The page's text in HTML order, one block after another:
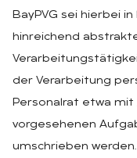
BayPVG sei hierbei
hinreichend
der Verarbeitung
Personalrat etwa
vorgesehenen
umschrieben werden.